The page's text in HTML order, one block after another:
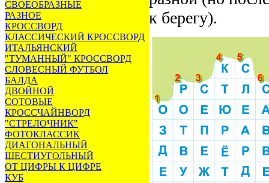
СВОЕОБРАЗНЫЕ
РАЗНОЕ
КРОССВОРД
КЛАССИЧЕСКИЙ КРОССВОРД
ИТАЛЬЯНСКИЙ
"ТУМАННЫЙ" КРОССВОРД
СЛОВЕСНЫЙ ФУТБОЛ
БАЛДА
ДВОЙНОЙ
СОТОВЫЕ
КРОССЧАЙНВОРД
"СТРЕЛОЧНИК"
ФОТОКЛАССИК
ДИАГОНАЛЬНЫЙ
ШЕСТИУГОЛЬНЫЙ
ОТ ЦИФРЫ К ЦИФРЕ
КУБ
к берегу).